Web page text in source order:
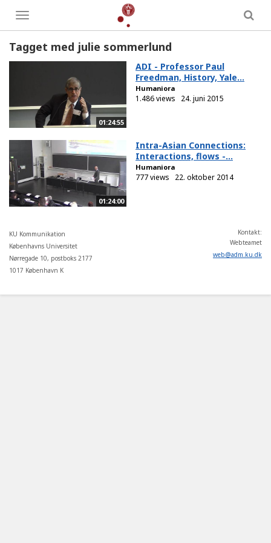
Toggle
menu
Tagget med julie sommerlund
01:24:55
ADI - Professor Paul
Freedman, History, Yale...
Humaniora
1.486 views 24. juni 2015
01:24:00
Intra-­Asian Connections:
Interactions, flows -...
Humaniora
777 views 22. oktober 2014
KU Kommunikation
Københavns Universitet
Nørregade 10, postboks 2177
1017 København K
Kontakt:
Webteamet
web@adm.ku.dk